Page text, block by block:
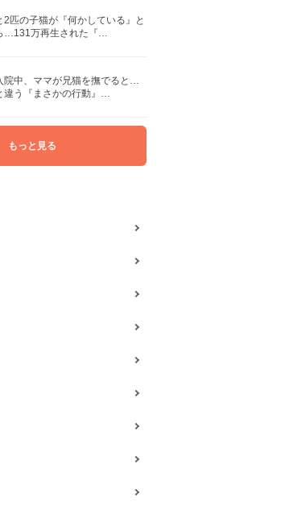
2匹の子猫が『何かしている』と
…131万再生された『…
院中、ママが兄猫を撫でると…
違う『まさかの行動』…
もっと見る